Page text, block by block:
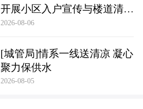
开展小区入户宣传与楼道清理
行动
2026-08-06
[城管局]情系一线送清凉 凝心
聚力保供水
2026-08-05